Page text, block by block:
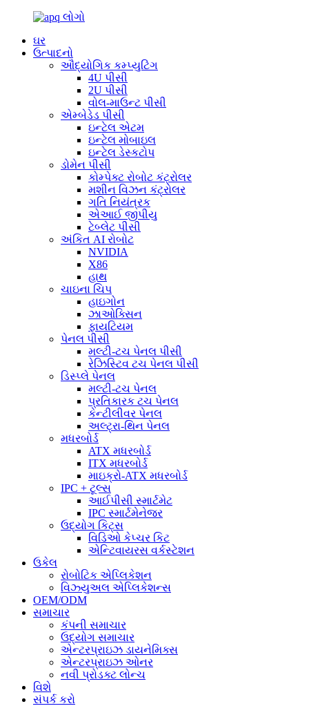
ઘર
ઉત્પાદનો
ઔદ્યોગિક કમ્પ્યુટિંગ
4U પીસી
2U પીસી
વોલ-માઉન્ટ પીસી
એમ્બેડેડ પીસી
ઇન્ટેલ એટમ
ઇન્ટેલ મોબાઇલ
ઇન્ટેલ ડેસ્કટોપ
ડોમેન પીસી
કોમ્પેક્ટ રોબોટ કંટ્રોલર
મશીન વિઝન કંટ્રોલર
ગતિ નિયંત્રક
એઆઈ જીપીયુ
ટેબ્લેટ પીસી
અંકિત AI રોબોટ
NVIDIA
X86
હાથ
ચાઇના ચિપ
હાઇગોન
ઝાઓક્સિન
ફાયટિયમ
પેનલ પીસી
મલ્ટી-ટચ પેનલ પીસી
રેઝિસ્ટિવ ટચ પેનલ પીસી
ડિસ્પ્લે પેનલ
મલ્ટી-ટચ પેનલ
પ્રતિકારક ટચ પેનલ
કેન્ટીલીવર પેનલ
અલ્ટ્રા-થિન પેનલ
મધરબોર્ડ
ATX મધરબોર્ડ
ITX મધરબોર્ડ
માઇક્રો-ATX મધરબોર્ડ
IPC + ટૂલ્સ
આઈપીસી સ્માર્ટમેટ
IPC સ્માર્ટમેનેજર
ઉદ્યોગ કિટ્સ
વિડિઓ કેપ્ચર કિટ
એન્ટિવાયરસ વર્કસ્ટેશન
ઉકેલ
રોબોટિક એપ્લિકેશન
વિઝ્યુઅલ એપ્લિકેશન્સ
OEM/ODM
સમાચાર
કંપની સમાચાર
ઉદ્યોગ સમાચાર
એન્ટરપ્રાઇઝ ડાયનેમિક્સ
એન્ટરપ્રાઇઝ ઓનર
નવી પ્રોડક્ટ લોન્ચ
વિશે
સંપર્ક કરો